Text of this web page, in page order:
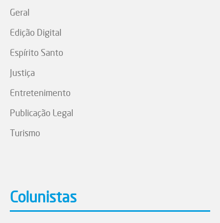
Geral
Edição Digital
Espírito Santo
Justiça
Entretenimento
Publicação Legal
Turismo
Colunistas